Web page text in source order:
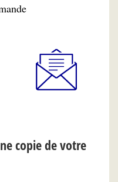
copie de votre